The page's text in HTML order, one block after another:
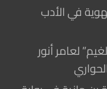
في الأدب
لعامر أنور